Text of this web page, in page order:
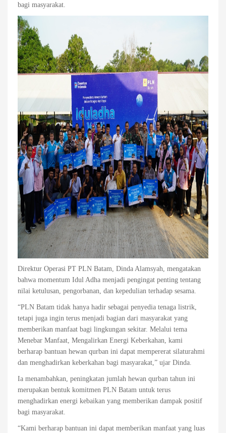
bagi masyarakat.
Direktur Operasi PT PLN Batam, Dinda Alamsyah, mengatakan
bahwa momentum Idul Adha menjadi pengingat penting tentang
nilai ketulusan, pengorbanan, dan kepedulian terhadap sesama.
“PLN Batam tidak hanya hadir sebagai penyedia tenaga listrik,
tetapi juga ingin terus menjadi bagian dari masyarakat yang
memberikan manfaat bagi lingkungan sekitar. Melalui tema
Menebar Manfaat, Mengalirkan Energi Keberkahan, kami
berharap bantuan hewan qurban ini dapat mempererat silaturahmi
dan menghadirkan keberkahan bagi masyarakat,” ujar Dinda.
Ia menambahkan, peningkatan jumlah hewan qurban tahun ini
merupakan bentuk komitmen PLN Batam untuk terus
menghadirkan energi kebaikan yang memberikan dampak positif
bagi masyarakat.
“Kami berharap bantuan ini dapat memberikan manfaat yang luas